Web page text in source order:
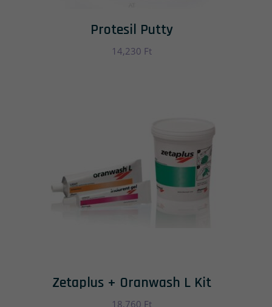
Protesil Putty
14,230 Ft
Zetaplus + Oranwash L Kit
18,760 Ft